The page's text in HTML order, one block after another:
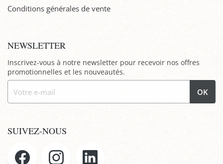
Conditions générales de vente
NEWSLETTER
Inscrivez-vous à notre newsletter pour recevoir nos offres
promotionnelles et les nouveautés.
OK
SUIVEZ-NOUS